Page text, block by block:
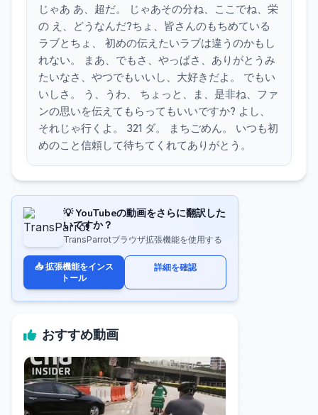
じゃあ あ、超だ。 じゃあその分ね、ここでね、栄
の え、どうなんだ?ちょ、皆さんのもちめている
ラブとちょ、 初めの伝えたいラブは違うのかもし
れない。 まあ、でもさ、やっぱさ、ありがとうみ
たいなさ、やつでもいいし、大好きだよ。 でもい
いしさ。 う、うわ、 ちょっと、ま、是非ね、ファ
ンの思いを伝えてもらってもいいですか? よし、
それじゃ行くよ。 321 ダ。 まちごめん。 いつも初
めのこと信頼して待ちてくれてありがとう。
💡 YouTubeの動画をさらに翻訳した
いですか？
TransParrotブラウザ拡張機能を使用する
📥 拡張機能をインス
トール
詳細を確認
おすすめ動画